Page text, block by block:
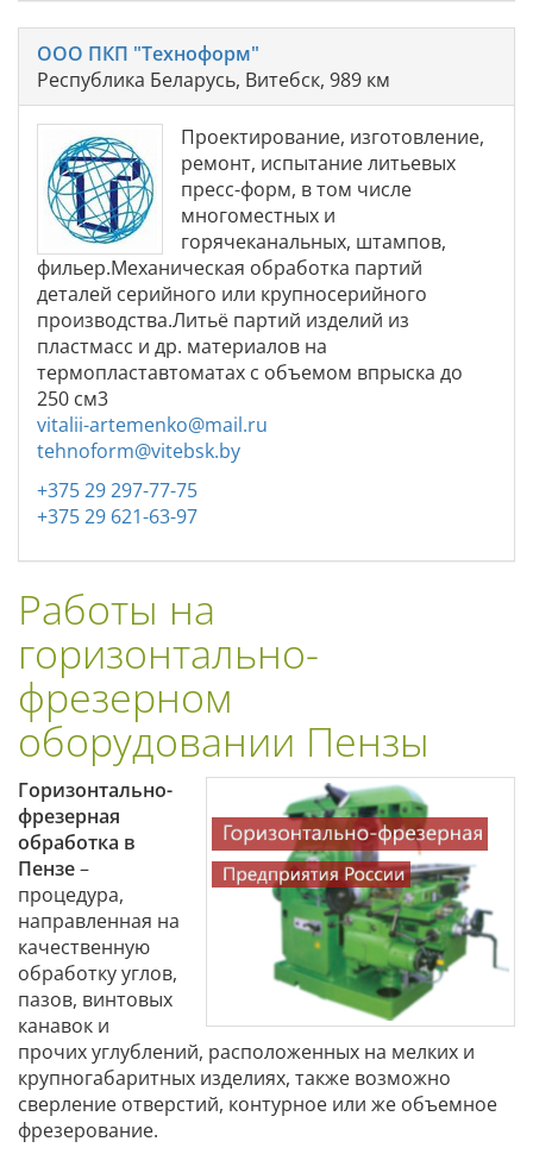
ООО ПКП "Техноформ"
Республика Беларусь, Витебск, 989 км
Проектирование, изготовление,
ремонт, испытание литьевых
пресс-форм, в том числе
многоместных и
горячеканальных, штампов,
фильер.Механическая обработка партий
деталей серийного или крупносерийного
производства.Литьё партий изделий из
пластмасс и др. материалов на
термопластавтоматах с объемом впрыска до
250 см3
vitalii-artemenko@mail.ru
tehnoform@vitebsk.by
+375 29 297-77-75
+375 29 621-63-97
Работы на
горизонтально-
фрезерном
оборудовании Пензы
Горизонтально-
фрезерная
обработка в
Пензе–
процедура,
направленная на
качественную
обработку углов,
пазов, винтовых
канавок и
прочих углублений, расположенных на мелких и
крупногабаритных изделиях, также возможно
сверление отверстий, контурное или же объемное
фрезерование.